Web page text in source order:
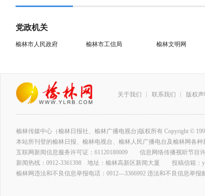
党政机关
榆林市人民政府 榆林市工信局 榆林文明网
关于我们 联系我们 版权声
榆林传媒中心（榆林日报社、榆林广播电视台)版权所有 Copyright ©
本站所刊登的榆林日报、榆林电视台、榆林人民广播电台及榆林网各
互联网新闻信息服务许可证：61120180009 信息网络传播视听节目许
新闻热线：0912-3361398 地址：榆林高新区新闻大厦 投稿信箱：
榆林网违法和不良信息举报电话：0912—3366992 违法和不良信息举报